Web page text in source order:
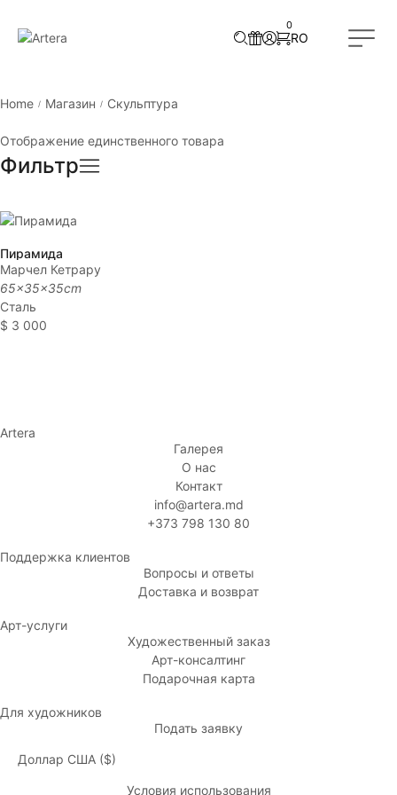
0
RO
EN
Home / Магазин / Скульптура
Отображение единственного товара
Фильтр
Пирамида
Марчел Кетрару
65x35x35cm
Сталь
$ 3 000
Artera
Галерея
О нас
Контакт
info@artera.md
+373 798 130 80
Поддержка клиентов
Вопросы и ответы
Доставка и возврат
Арт-услуги
Художественный заказ
Арт-консалтинг
Подарочная карта
Для художников
Подать заявку
Доллар США ($)
Условия использования